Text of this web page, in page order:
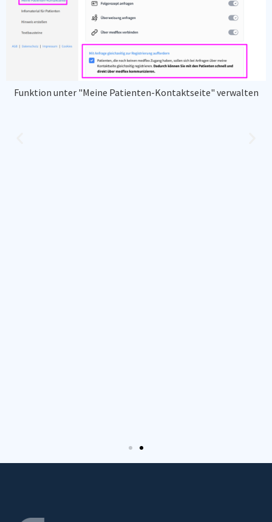
Funktion unter "Meine Patienten-Kontaktseite" verwalten